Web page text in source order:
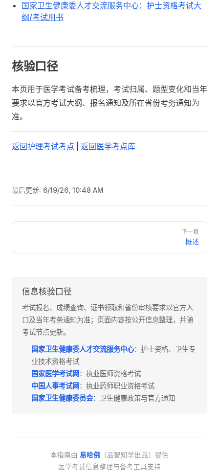
国家卫生健康委人才交流服务中心：护士资格考试大
纲/考试用书
核验口径
本页用于医学考试备考梳理，考试归属、题型变化和当年
要求以官方考试大纲、报名通知及所在省份考务通知为
准。
返回护理考试考点 返回医学考点库
最后更新: 6/19/26, 10:48 AM
Pager
下一页
概述
信息核验口径
考试报名、成绩查询、证书领取和省份审核要求以官方入
口及当年考务通知为准；页面内容按公开信息整理，并随
考试节点更新。
国家卫生健康委人才交流服务中心：护士资格、卫生专
业技术资格考试
国家医学考试网 ：执业医师资格考试
中国人事考试网 ：执业药师职业资格考试
国家卫生健康委员会：卫生健康政策与官方通知
本指南由 易哈佛 （品智知学出品）提供
医学考试信息整理与备考工具支持